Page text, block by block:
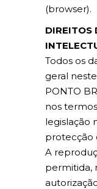
(browser).
DIREITOS
Todos os
geral
PONTO
nos
legislação
protecção
A
permitida,